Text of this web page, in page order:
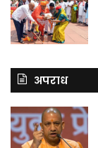
अपराध